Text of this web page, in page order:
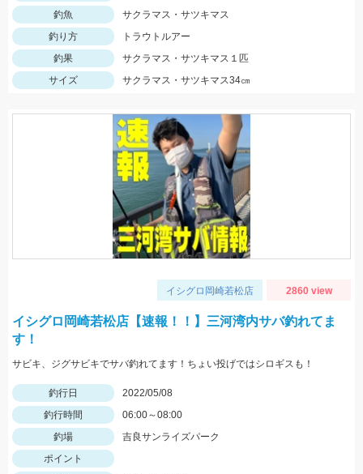
釣魚
サクラマス・サツキマス
釣り方
トラウトルアー
釣果
サクラマス・サツキマス１匹
サイズ
サクラマス・サツキマス34㎝
イシグロ岡崎若松店 2860 view
イシグロ岡崎若松店【速報！！】三河湾内サバ釣れてま
す！
サビキ、ジグサビキでサバ釣れてます！ちょい投げではシロギスも！
釣行日
2022/05/08
釣行時間
06:00～08:00
釣場
吉良サンライズパーク
ポイント